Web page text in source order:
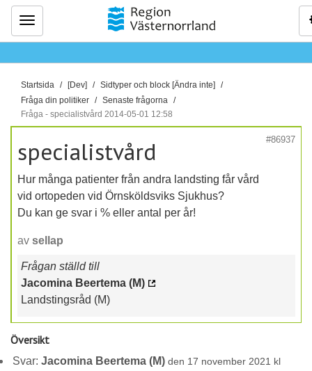
Meny
D
u
ä
h
r
:
Startsida [Dev]
Sidtyper och block [Ändra inte]
Fråga din politiker
Senaste frågorna
Fråga - specialistvård 2014-05-01 12:58
#86937
specialistvård
Hur många patienter från andra landsting får vård
vid ortopeden vid Örnsköldsviks Sjukhus?
Du kan ge svar i % eller antal per år!
av sellap
Frågan ställd till
Jacomina Beertema (M)
Landstingsråd (M)
Översikt
Svar:Jacomina Beertema (M) den 17 november 2021 kl